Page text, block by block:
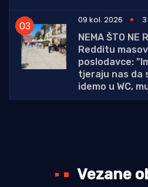
09 kol. 2026
NEMA ŠTO NE
Redditu
poslodavce:
tjeraju nas da
idemo u WC,
Vezane